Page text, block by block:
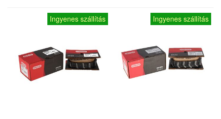
Ingyenes szállítás Ingyenes szállítás